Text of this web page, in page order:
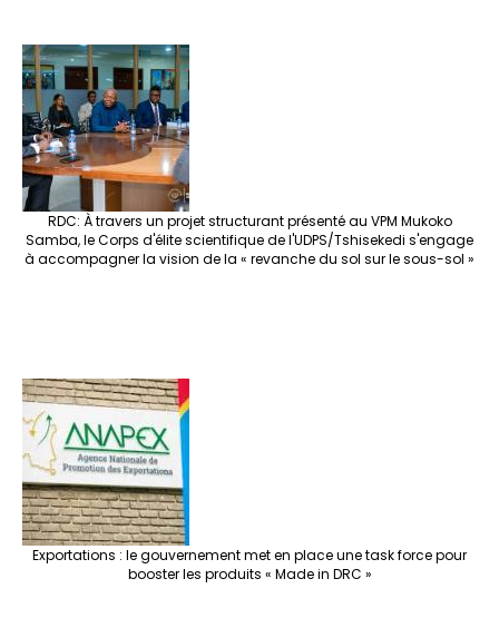
RDC: À travers un projet structurant présenté au VPM Mukoko
Samba, le Corps d'élite scientifique de l'UDPS/Tshisekedi s'engage
à accompagner la vision de la « revanche du sol sur le sous-sol »
Exportations : le gouvernement met en place une task force pour
booster les produits « Made in DRC »